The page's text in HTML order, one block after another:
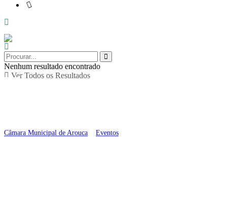
Nenhum resultado encontrado
Ver Todos os Resultados
Teatro sensorial
Câmara Municipal de Arouca Eventos